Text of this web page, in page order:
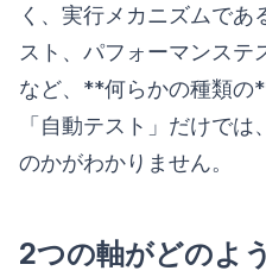
く、実行メカニズムであ
スト、パフォーマンステ
など、**何らかの種類の
「自動テスト」だけで
のかがわかりません。
2つの軸がどのよ